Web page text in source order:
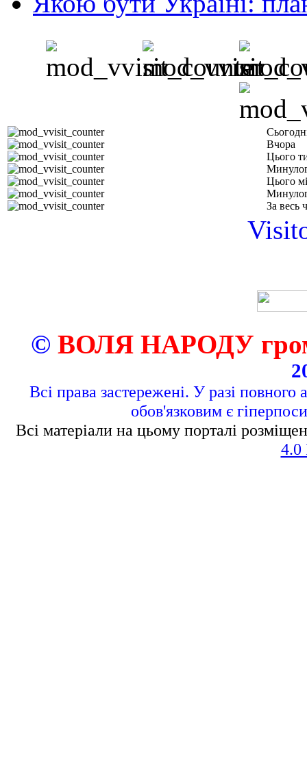
Вчора
Цього
Цього
За весь
© ВОЛЯ НАРОДУ
Всі права застережені. У разі повного
обов'язковим є
Всі матеріали на цьому порталі
4.0